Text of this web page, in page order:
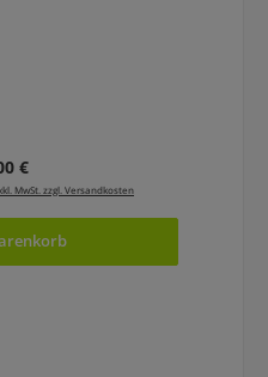
Preis:
€
MwSt. zzgl. Versandkosten